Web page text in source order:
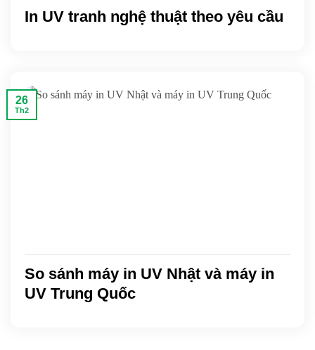
In UV tranh nghệ thuật theo yêu cầu
So sánh máy in UV Nhật và máy in
UV Trung Quốc
26
Th2